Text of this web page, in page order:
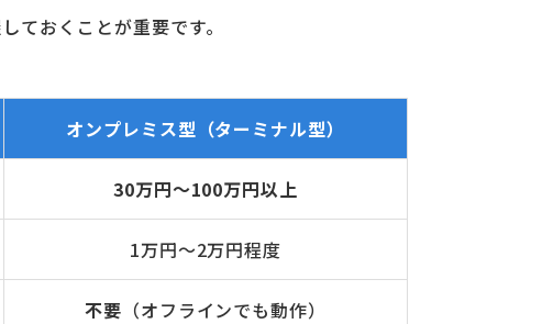
ておくことが重要です。
オンプレミス型（ターミナル型）
30万円〜100万円以上
1万円〜2万円程度
不要 （オフラインでも動作）